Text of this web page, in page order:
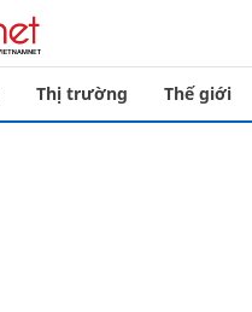
Thị trường Thế giới